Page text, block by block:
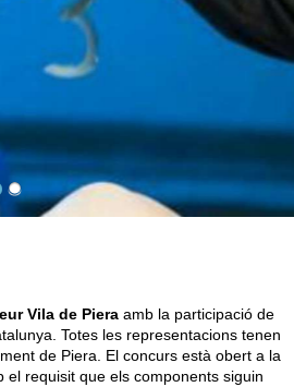
Vila de Piera amb la participació de
Totes les representacions tenen
de Piera. El concurs està obert a la
requisit que els components siguin